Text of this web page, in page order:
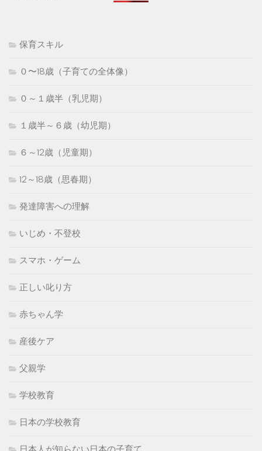
保育スキル
０〜18歳（子育ての全体像）
０～１歳半（乳児期）
１歳半～６歳（幼児期）
６～12歳（児童期）
12～18歳（思春期）
発達障害への理解
いじめ・不登校
スマホ・ゲーム
正しい叱り方
赤ちゃん学
産後ケア
父親学
学校教育
日本の学校教育